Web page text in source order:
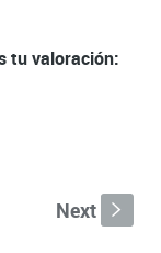
tu valoración:
Next s